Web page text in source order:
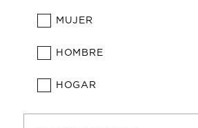
MUJER
HOMBRE
HOGAR